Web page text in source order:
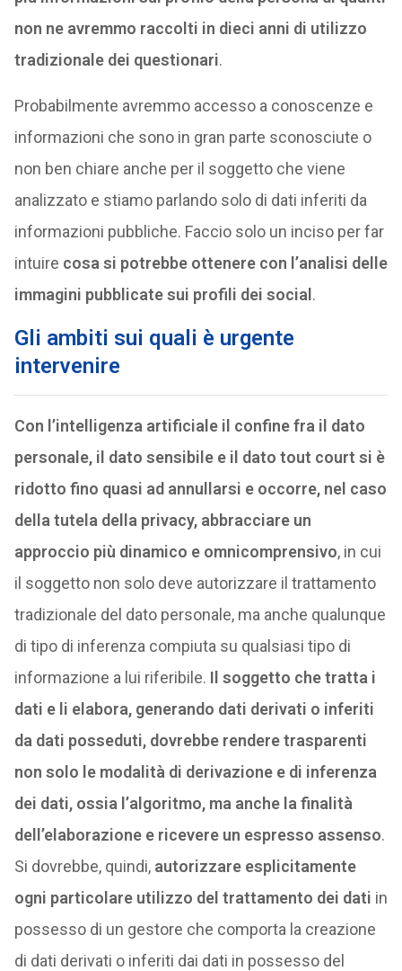
non ne avremmo raccolti in dieci anni di utilizzo
tradizionale dei questionari.
Probabilmente avremmo accesso a conoscenze e
informazioni che sono in gran parte sconosciute o
non ben chiare anche per il soggetto che viene
analizzato e stiamo parlando solo di dati inferiti da
informazioni pubbliche. Faccio solo un inciso per far
intuire cosa si potrebbe ottenere con l’analisi delle
immagini pubblicate sui profili dei social .
Gli ambiti sui quali è urgente
intervenire
Con l’intelligenza artificiale il confine fra il dato
personale, il dato sensibile e il dato tout court si è
ridotto fino quasi ad annullarsi e occorre, nel caso
della tutela della privacy, abbracciare un
approccio più dinamico e omnicomprensivo, in cui
il soggetto non solo deve autorizzare il trattamento
tradizionale del dato personale, ma anche qualunque
di tipo di inferenza compiuta su qualsiasi tipo di
informazione a lui riferibile. Il soggetto che tratta i
dati e li elabora, generando dati derivati o inferiti
da dati posseduti, dovrebbe rendere trasparenti
non solo le modalità di derivazione e di inferenza
dei dati, ossia l’algoritmo, ma anche la finalità
dell’elaborazione e ricevere un espresso assenso.
Si dovrebbe, quindi, autorizzare esplicitamente
ogni particolare utilizzo del trattamento dei dati in
possesso di un gestore che comporta la creazione
di dati derivati o inferiti dai dati in possesso del